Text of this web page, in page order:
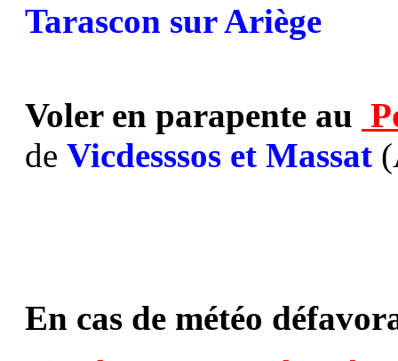
Tarascon sur Ariège
Voler en parapente au
de Vicdesssos et Massat
En cas de météo